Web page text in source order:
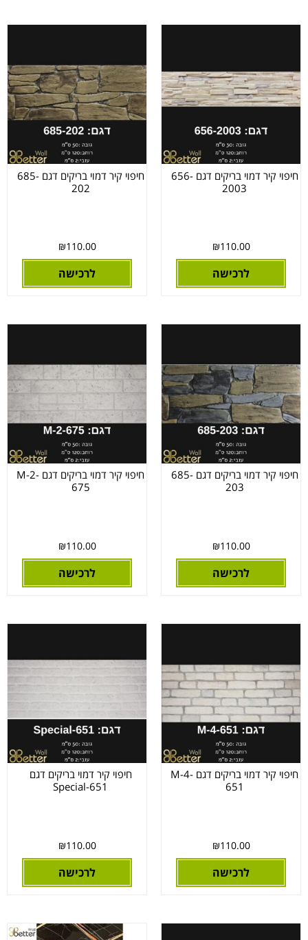
חיפוי קיר דמוי בריקים דגם 656-
2003
₪110.00
לרכישה
חיפוי קיר דמוי בריקים דגם 685-
202
₪110.00
לרכישה
חיפוי קיר דמוי בריקים דגם 685-
203
₪110.00
לרכישה
חיפוי קיר דמוי בריקים דגם M-2-
675
₪110.00
לרכישה
חיפוי קיר דמוי בריקים דגם M-4-
651
₪110.00
לרכישה
חיפוי קיר דמוי בריקים דגם
Special-651
₪110.00
לרכישה